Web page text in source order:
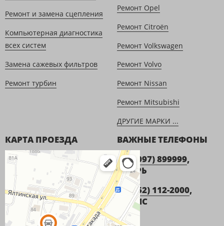
Ремонт и замена сцепления
Компьютерная диагностика
всех систем
Замена сажевых фильтров
Ремонт турбин
Ремонт Opel
Ремонт Citroën
Ремонт Volkswagen
Ремонт Volvo
Ремонт Nissan
Ремонт Mitsubishi
ДРУГИЕ МАРКИ ...
КАРТА ПРОЕЗДА
ВАЖНЫЕ ТЕЛЕФОНЫ
+7 (9097) 899999,
ИГОРЬ
+7 (952) 112-2000,
ДЕНИС